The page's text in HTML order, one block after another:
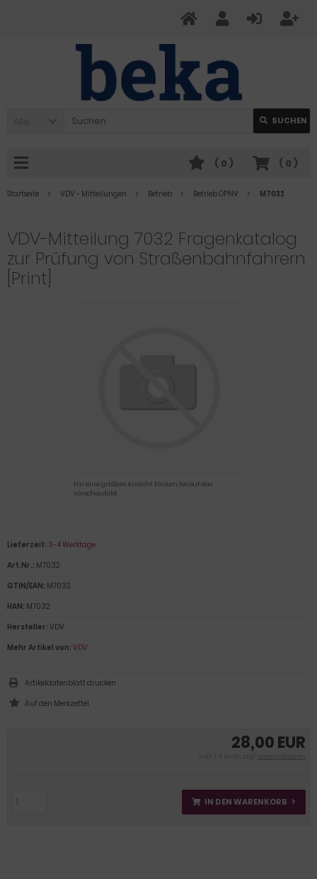
Alle SUCHEN
( 0 )
( 0 )
Startseite VDV - Mitteilungen Betrieb Betrieb ÖPNV M7032
VDV-Mitteilung 7032 Fragenkatalog
zur Prüfung von Straßenbahnfahrern
[Print]
Für eine größere Ansicht klicken Sie auf das
Vorschaubild
28,00 EUR
inkl. 7 % MwSt. zzgl. Versandkosten
IN DEN WARENKORB
Lieferzeit: 3-4 Werktage
Art.Nr.: M7032
GTIN/EAN: M7032
HAN: M7032
Hersteller: VDV
Mehr Artikel von: VDV
Artikeldatenblatt drucken